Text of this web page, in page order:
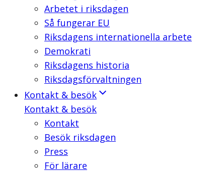
Arbetet i riksdagen
Så fungerar EU
Riksdagens internationella arbete
Demokrati
Riksdagens historia
Riksdagsförvaltningen
Kontakt & besök
Kontakt & besök
Kontakt
Besök riksdagen
Press
För lärare